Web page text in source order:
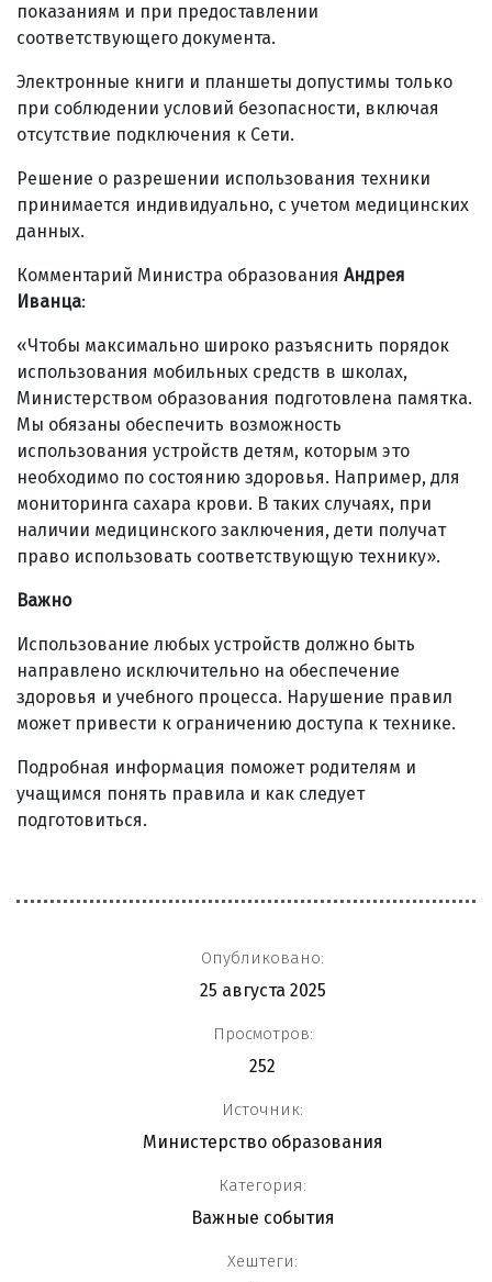
показаниям и при предоставлении
соответствующего документа.
Электронные книги и планшеты допустимы только
при соблюдении условий безопасности, включая
отсутствие подключения к Сети.
Решение о разрешении использования техники
принимается индивидуально, с учетом медицинских
данных.
Комментарий Министра образования Андрея
Иванца:
«Чтобы максимально широко разъяснить порядок
использования мобильных средств в школах,
Министерством образования подготовлена памятка.
Мы обязаны обеспечить возможность
использования устройств детям, которым это
необходимо по состоянию здоровья. Например, для
мониторинга сахара крови. В таких случаях, при
наличии медицинского заключения, дети получат
право использовать соответствующую технику».
Важно
Использование любых устройств должно быть
направлено исключительно на обеспечение
здоровья и учебного процесса. Нарушение правил
может привести к ограничению доступа к технике.
Подробная информация поможет родителям и
учащимся понять правила и как следует
подготовиться.
Опубликовано:
25 августа 2025
Просмотров:
252
Источник:
Министерство образования
Категория:
Важные события
Хештеги: